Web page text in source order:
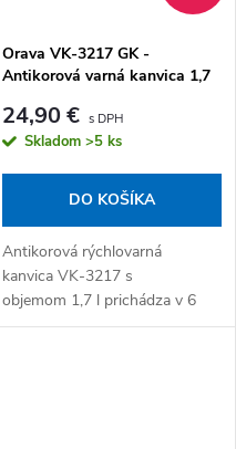
Orava VK-3217 GK -
Antikorová varná kanvica 1,7
24,90 €
Skladom >5 ks
DO KOŠÍKA
Antikorová rýchlovarná
kanvica VK-3217 s
objemom 1,7 l prichádza v 6
farebných prevedeniach – biela,